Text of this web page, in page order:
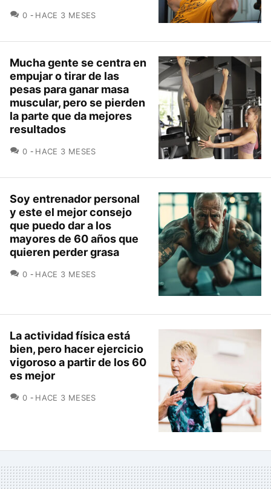
0 COMENTARIOS
HACE 3 MESES
Mucha gente se centra en
empujar o tirar de las
pesas para ganar masa
muscular, pero se pierden
la parte que da mejores
resultados
0 COMENTARIOS
HACE 3 MESES
Soy entrenador personal
y este el mejor consejo
que puedo dar a los
mayores de 60 años que
quieren perder grasa
0 COMENTARIOS
HACE 3 MESES
La actividad física está
bien, pero hacer ejercicio
vigoroso a partir de los 60
es mejor
0 COMENTARIOS
HACE 3 MESES